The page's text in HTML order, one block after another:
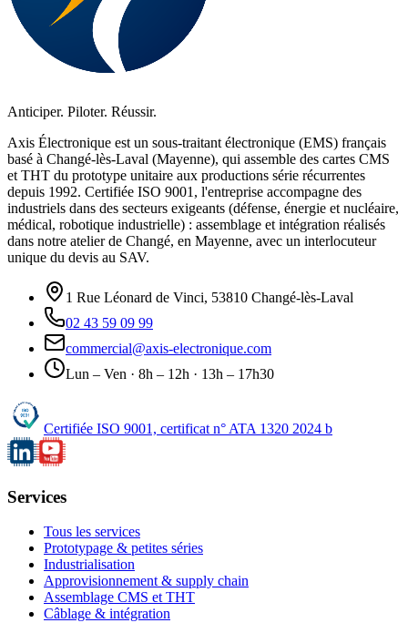
Anticiper. Piloter. Réussir.
Axis Électronique est un sous-traitant électronique (EMS) français
basé à Changé-lès-Laval (Mayenne), qui assemble des cartes CMS
et THT du prototype unitaire aux productions série récurrentes
depuis 1992. Certifiée ISO 9001, l'entreprise accompagne des
industriels dans des secteurs exigeants (défense, énergie et nucléaire,
médical, robotique industrielle) : assemblage et intégration réalisés
dans notre atelier de Changé, en Mayenne, avec un interlocuteur
unique du devis au SAV.
1 Rue Léonard de Vinci, 53810 Changé-lès-Laval
02 43 59 09 99
commercial@axis-electronique.com
Lun – Ven · 8h – 12h · 13h – 17h30
Certifiée ISO 9001, certificat n° ATA 1320 2024 b
Services
Tous les services
Prototypage & petites séries
Industrialisation
Approvisionnement & supply chain
Assemblage CMS et THT
Câblage & intégration